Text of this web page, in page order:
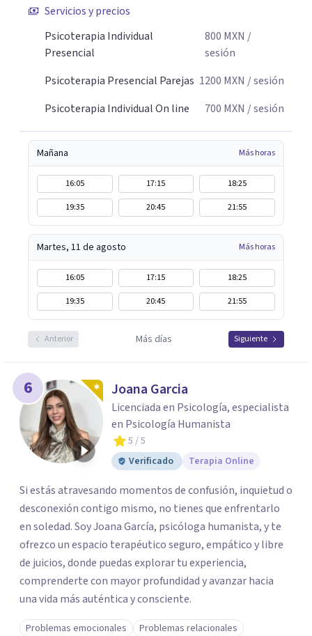
Servicios y precios
Psicoterapia Individual
Presencial
800 MXN /
sesión
Psicoterapia Presencial Parejas 1200 MXN / sesión
Psicoterapia Individual On line
700 MXN / sesión
Mañana Más horas
16:05 17:15
18:25
19:35
20:45 21:55
Martes, 11 de agosto Más horas
16:05 17:15
18:25
19:35
20:45 21:55
Anterior Más días Siguiente
6 Joana Garcia
Licenciada en Psicología, especialista
en Psicología Humanista
5 / 5
Verificado
Terapia Online
Si estás atravesando momentos de confusión, inquietud o
desconexión contigo mismo, no tienes que enfrentarlo
en soledad. Soy Joana García, psicóloga humanista, y te
ofrezco un espacio terapéutico seguro, empático y libre
de juicios, donde puedas explorar tu experiencia,
comprenderte con mayor profundidad y avanzar hacia
una vida más auténtica y consciente.
Problemas emocionales
Problemas relacionales